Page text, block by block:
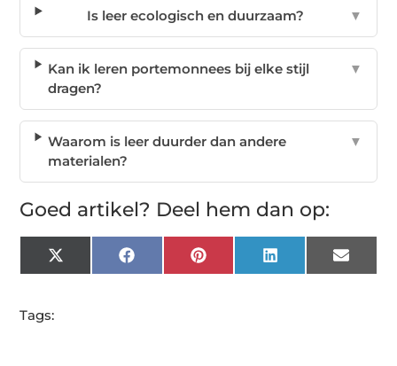
Is leer ecologisch en duurzaam? ▼
Kan ik leren portemonnees bij elke stijl
dragen?
▼
Waarom is leer duurder dan andere
materialen?
▼
Goed artikel? Deel hem dan op:
X
(Twitter)
FacebookPinterest LinkedIn Email
Tags: